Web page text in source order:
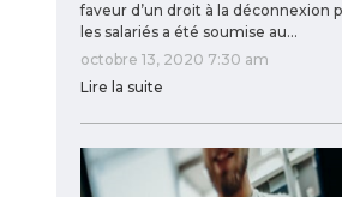
faveur d’un droit à la déconnexion
les salariés a été soumise au…
octobre 13, 2020 7:30 am
Lire la suite